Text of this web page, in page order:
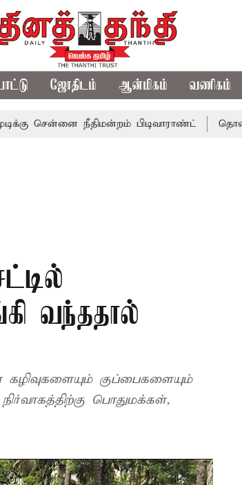
ஜோதிடம் ஆன்மிகம் வணிகம்
நீதிமன்றம் பிடிவாராண்ட்
வந்ததால்
கழிவுகளையும் குப்பைகளையும்
பொதுமக்கள்,